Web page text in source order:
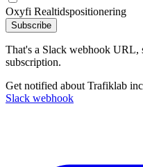
Oxyfi Realtidspositionering
Subscribe
That's a Slack webhook URL,
subscription.
Get notified about Trafiklab
Slack webhook